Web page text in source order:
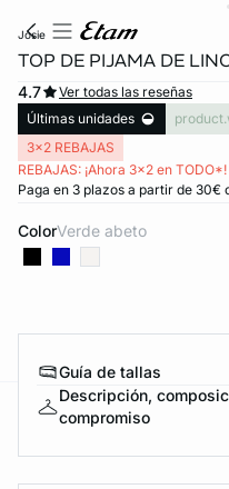
josie
TOP DE PIJAMA DE
4.7
Ver todas las reseñas
Últimas unidades
3x2 REBAJAS
REBAJAS: ¡Ahora 3x2 en TODO*!
Paga en 3 plazos a partir de 30€
Color verde abeto
Guía de tallas
Descripción,
compromiso